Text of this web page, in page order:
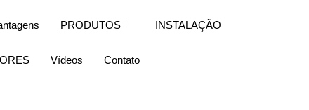
PRODUTOS INSTALAÇÃO
Vídeos Contato